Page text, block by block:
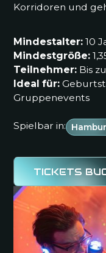
Korridoren und
Mindestalter: 10
Mindestgröße:
Teilnehmer: Bis
Ideal für:
Gruppenevents
Spielbar in:
TICKETS